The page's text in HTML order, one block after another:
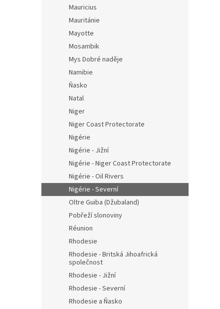
Mauricius
Mauritánie
Mayotte
Mosambik
Mys Dobré naděje
Namibie
Ňasko
Natal
Niger
Niger Coast Protectorate
Nigérie
Nigérie - Jižní
Nigérie - Niger Coast Protectorate
Nigérie - Oil Rivers
Nigérie - Severní
Oltre Guiba (Džubaland)
Pobřeží slonoviny
Réunion
Rhodesie
Rhodesie - Britská Jihoafrická
společnost
Rhodesie - Jižní
Rhodesie - Severní
Rhodesie a Ňasko